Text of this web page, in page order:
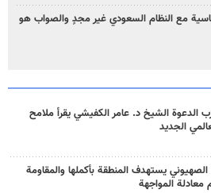
مع النظام السعودي غير مجدٍ والصواب هو
الدعوة الشيخ د. عامر الكفيشي يقرأ ملامح
الجديد
يستهدف المنطقة بأكملها والمقاومة
المواجهة